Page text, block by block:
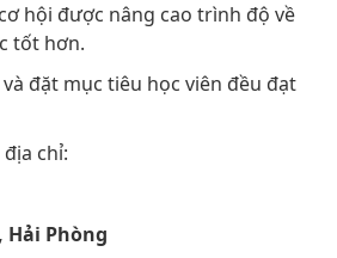
hội được nâng cao trình độ về
tốt hơn.
đặt mục tiêu học viên đều đạt
chỉ:
Hải Phòng